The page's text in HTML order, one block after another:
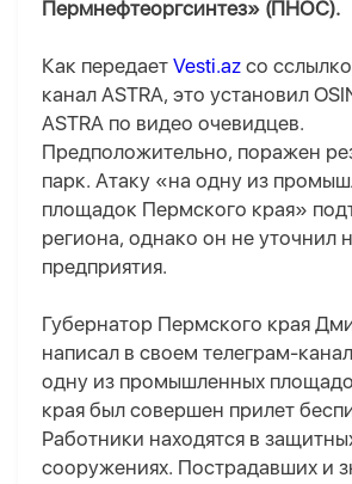
Пермнефтеоргсинтез» (ПНОС).
Как передает Vesti.az со
канал ASTRA, это установил
ASTRA по видео очевидцев.
Предположительно, поражен
парк. Атаку «на одну из
площадок Пермского края»
региона, однако он не уточнил
предприятия.
Губернатор Пермского края
написал в своем телеграм-
одну из промышленных
края был совершен прилет
Работники находятся в
сооружениях. Пострадавших и